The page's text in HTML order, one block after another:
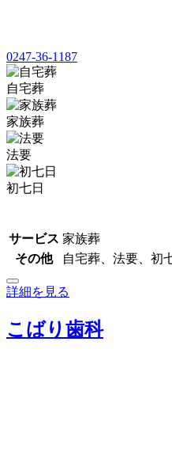
0247-36-1187
自宅葬
家族葬
法要
初七日
サービス 家族葬
その他
自宅葬、法要、初
詳細を見る
こばり歯科